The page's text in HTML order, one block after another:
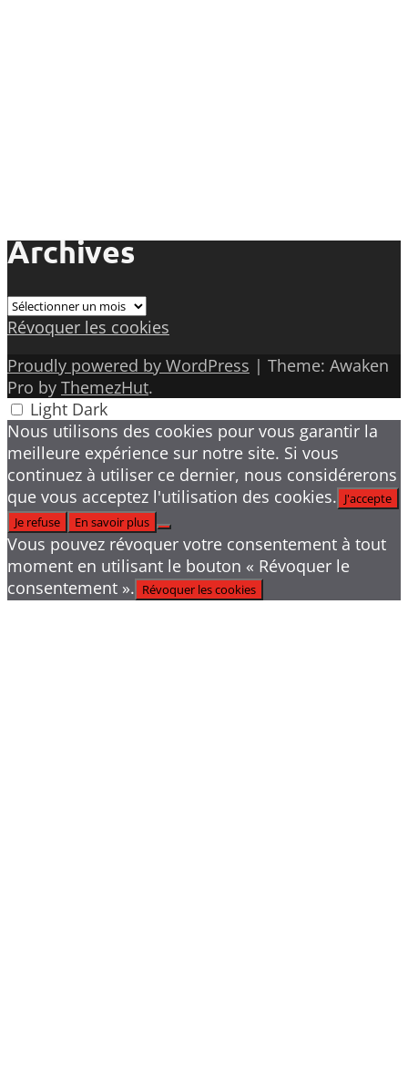
Archives
Archives
Révoquer les cookies
Proudly powered by WordPress | Theme: Awaken
Pro by ThemezHut.
Light Dark
Nous utilisons des cookies pour vous garantir la
meilleure expérience sur notre site. Si vous
continuez à utiliser ce dernier, nous considérerons
que vous acceptez l'utilisation des cookies. J'accepte
Je refuse
En savoir plus
Vous pouvez révoquer votre consentement à tout
moment en utilisant le bouton « Révoquer le
consentement ». Révoquer les cookies